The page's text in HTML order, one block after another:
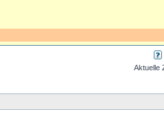
Aktuelle